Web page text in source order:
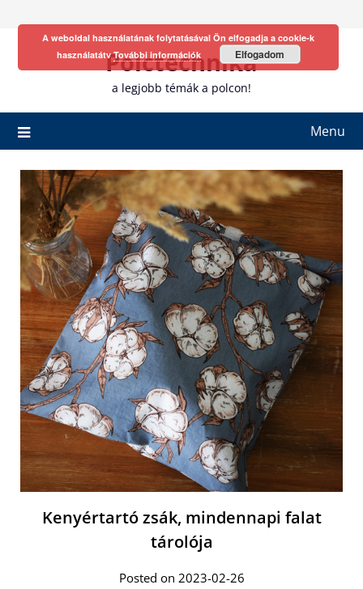
Polctechnika
a legjobb témák a polcon!
Menu
Kenyértartó zsák, mindennapi falat
tárolója
Posted on 2023-02-26
A weboldal használatának folytatásával Ön elfogadja a cookie-k
használatátvTovábbi információk Elfogadom